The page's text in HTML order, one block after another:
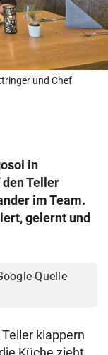
und Chef
in
Teller
im Team.
gelernt und
Quelle
klappern